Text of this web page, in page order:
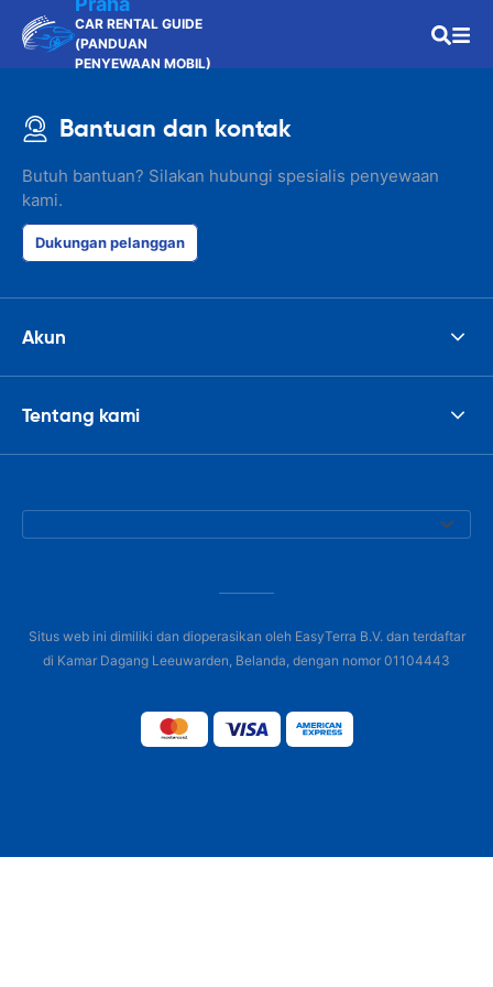
CAR RENTAL GUIDE
(PANDUAN
PENYEWAAN MOBIL)
Bantuan dan kontak
Butuh bantuan? Silakan hubungi spesialis penyewaan
kami.
Dukungan pelanggan
Akun
Tentang kami
Situs web ini dimiliki dan dioperasikan oleh EasyTerra B.V. dan terdaftar
di Kamar Dagang Leeuwarden, Belanda, dengan nomor 01104443